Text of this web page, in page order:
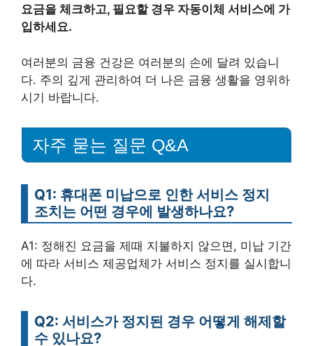
요금을 체크하고, 필요할 경우 자동이체 서비스에 가
입하세요.
여러분의 금융 건강은 여러분의 손에 달려 있습니
다. 주의 깊게 관리하여 더 나은 금융 생활을 영위하
시기 바랍니다.
자주 묻는 질문 Q&A
Q1: 휴대폰 미납으로 인한 서비스 정지
조치는 어떤 경우에 발생하나요?
A1: 정해진 요금을 제때 지불하지 않으면, 미납 기간
에 따라 서비스 제공업체가 서비스 정지를 실시합니
다.
Q2: 서비스가 정지된 경우 어떻게 해제할
수 있나요?